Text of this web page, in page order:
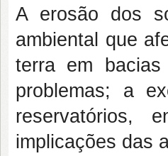
A erosão dos
ambiental que
terra em bacias
problemas; a
reservatórios,
implicações das